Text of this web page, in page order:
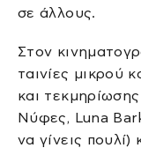
σε άλλους.
Στον
ταινίες μικρού
και
Νύφες, Luna
να γίνεις